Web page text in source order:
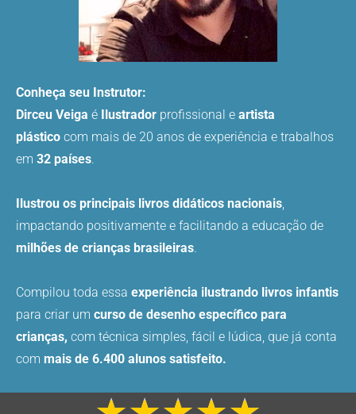
Conheça seu Instrutor:
Dirceu Veiga é Ilustrador profissional e artista
plástico com mais de 20 anos de experiência e trabalhos
em 32 países.
Ilustrou os principais livros didáticos nacionais,
impactando positivamente e facilitando a educação de
milhões de crianças brasileiras.
Compilou toda essa experiência ilustrando livros infantis
para criar um curso de desenho específico para
crianças, com técnica simples, fácil e lúdica, que já conta
com mais de 6.400 alunos satisfeito.